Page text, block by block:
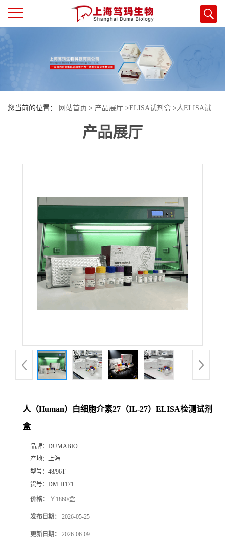
页
司
品
您当前的位置： 网站首页 > 产品展厅 >ELISA试剂盒 >人ELISA试
人（Human）白细胞介素27（IL-27）ELISA检测试剂盒
产品展厅
人（Human）白细胞介素27（IL-27）ELISA检测试剂
盒
品牌： DUMABIO
产地： 上海
型号： 48/96T
货号： DM-H171
价格： ￥1860/盒
发布日期： 2026-05-25
更新日期： 2026-06-09